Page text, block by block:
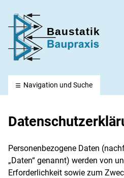
Navigation und Suche
Personenbezogene Daten
„Daten“ genannt) werden von
Erforderlichkeit sowie zum